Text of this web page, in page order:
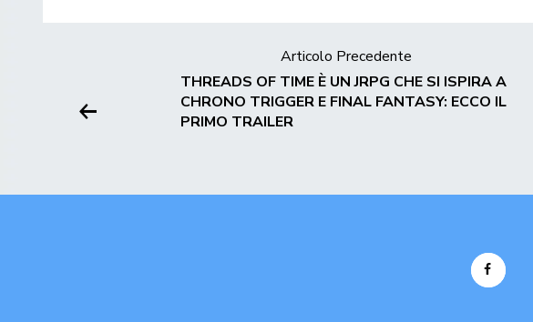
Articolo Precedente
THREADS OF TIME È UN JRPG CHE SI ISPIRA A
CHRONO TRIGGER E FINAL FANTASY: ECCO IL
PRIMO TRAILER